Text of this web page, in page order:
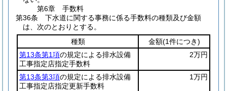
第6章
手数料
第36条
下水道に関する事務に係る手数料の種類及び金額
は、次のとおりとする。
種類
金額(1件につき)
第13条第1項の規定による排水設備
工事指定店指定手数料
2万円
第13条第3項の規定による排水設備
工事指定店指定更新手数料
1万円